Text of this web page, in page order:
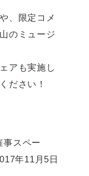
、限定コメ
のミュージ
アも実施し
ださい！
スペー
年11月5日